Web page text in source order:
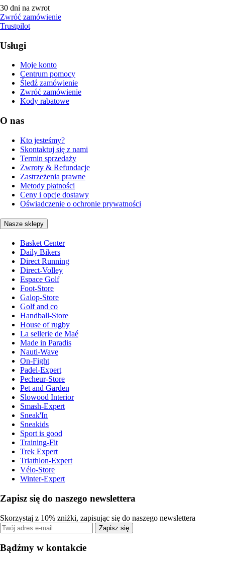
30 dni na zwrot
Zwróć zamówienie
Trustpilot
Usługi
Moje konto
Centrum pomocy
Śledź zamówienie
Zwróć zamówienie
Kody rabatowe
O nas
Kto jesteśmy?
Skontaktuj się z nami
Termin sprzedaży
Zwroty & Refundacje
Zastrzeżenia prawne
Metody płatności
Ceny i opcje dostawy
Oświadczenie o ochronie prywatności
Nasze sklepy
Basket Center
Daily Bikers
Direct Running
Direct-Volley
Espace Golf
Foot-Store
Galop-Store
Golf and co
Handball-Store
House of rugby
La sellerie de Maé
Made in Paradis
Nauti-Wave
On-Fight
Padel-Expert
Pecheur-Store
Pet and Garden
Slowood Interior
Smash-Expert
Sneak'In
Sneakids
Sport is good
Training-Fit
Trek Expert
Triathlon-Expert
Vélo-Store
Winter-Expert
Zapisz się do naszego newslettera
Skorzystaj z 10% zniżki, zapisując się do naszego newslettera
Zapisz się
Bądźmy w kontakcie